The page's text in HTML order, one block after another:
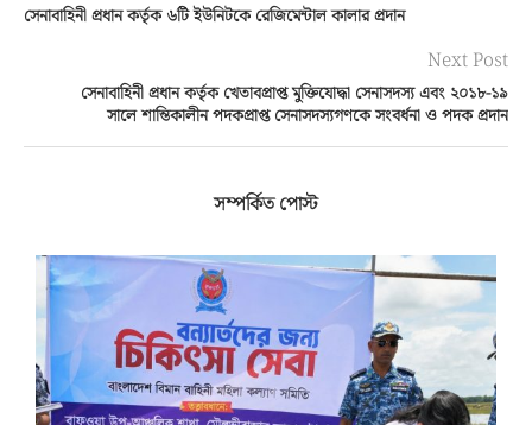
সেনাবাহিনী প্রধান কর্তৃক ৬টি ইউনিটকে রেজিমেন্টাল কালার প্রদান
Next Post
সেনাবাহিনী প্রধান কর্তৃক খেতাবপ্রাপ্ত মুক্তিযোদ্ধা সেনাসদস্য এবং ২০১৮-১৯
সালে শান্তিকালীন পদকপ্রাপ্ত সেনাসদস্যগণকে সংবর্ধনা ও পদক প্রদান
সম্পর্কিত পোস্ট